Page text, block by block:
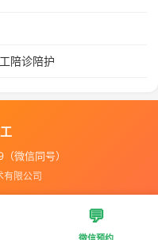
陪诊陪护
微信同号）
有限公司
💬